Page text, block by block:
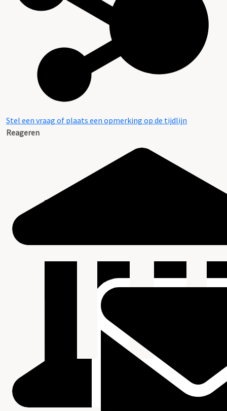
Stel een vraag of plaats een opmerking op de tijdlijn
Reageren